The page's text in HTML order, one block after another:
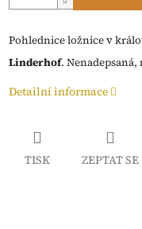
Pohlednice ložnice v
Linderhof. Nenadepsaná,
Detailní informace
TISK ZEPTAT SE